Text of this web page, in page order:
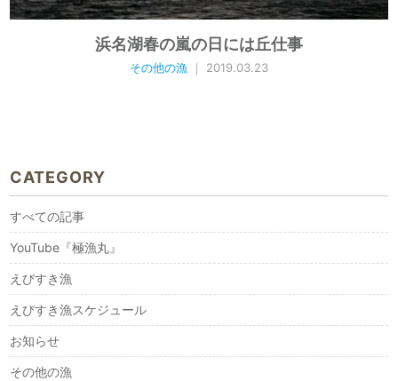
浜名湖春の嵐の日には丘仕事
その他の漁 ｜ 2019.03.23
CATEGORY
すべての記事
YouTube『極漁丸』
えびすき漁
えびすき漁スケジュール
お知らせ
その他の漁